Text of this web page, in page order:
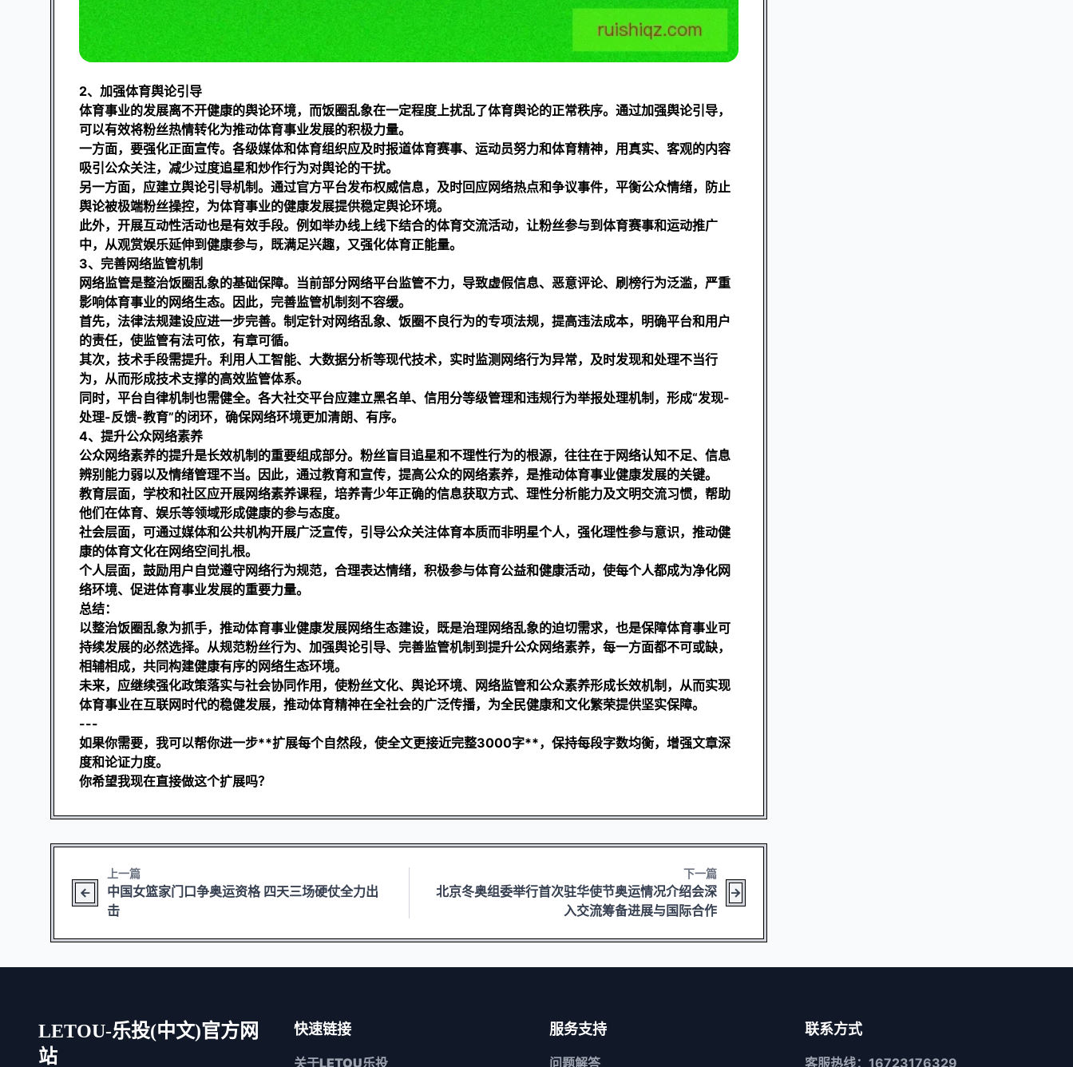
2、加强体育舆论引导
体育事业的发展离不开健康的舆论环境，而饭圈乱象在一定程度上扰乱了体育舆论的正常秩序。通过加强舆论引导，
可以有效将粉丝热情转化为推动体育事业发展的积极力量。
一方面，要强化正面宣传。各级媒体和体育组织应及时报道体育赛事、运动员努力和体育精神，用真实、客观的内容
吸引公众关注，减少过度追星和炒作行为对舆论的干扰。
另一方面，应建立舆论引导机制。通过官方平台发布权威信息，及时回应网络热点和争议事件，平衡公众情绪，防止
舆论被极端粉丝操控，为体育事业的健康发展提供稳定舆论环境。
此外，开展互动性活动也是有效手段。例如举办线上线下结合的体育交流活动，让粉丝参与到体育赛事和运动推广
中，从观赏娱乐延伸到健康参与，既满足兴趣，又强化体育正能量。
3、完善网络监管机制
网络监管是整治饭圈乱象的基础保障。当前部分网络平台监管不力，导致虚假信息、恶意评论、刷榜行为泛滥，严重
影响体育事业的网络生态。因此，完善监管机制刻不容缓。
首先，法律法规建设应进一步完善。制定针对网络乱象、饭圈不良行为的专项法规，提高违法成本，明确平台和用户
的责任，使监管有法可依，有章可循。
其次，技术手段需提升。利用人工智能、大数据分析等现代技术，实时监测网络行为异常，及时发现和处理不当行
为，从而形成技术支撑的高效监管体系。
同时，平台自律机制也需健全。各大社交平台应建立黑名单、信用分等级管理和违规行为举报处理机制，形成“发现-
处理-反馈-教育”的闭环，确保网络环境更加清朗、有序。
4、提升公众网络素养
公众网络素养的提升是长效机制的重要组成部分。粉丝盲目追星和不理性行为的根源，往往在于网络认知不足、信息
辨别能力弱以及情绪管理不当。因此，通过教育和宣传，提高公众的网络素养，是推动体育事业健康发展的关键。
教育层面，学校和社区应开展网络素养课程，培养青少年正确的信息获取方式、理性分析能力及文明交流习惯，帮助
他们在体育、娱乐等领域形成健康的参与态度。
社会层面，可通过媒体和公共机构开展广泛宣传，引导公众关注体育本质而非明星个人，强化理性参与意识，推动健
康的体育文化在网络空间扎根。
个人层面，鼓励用户自觉遵守网络行为规范，合理表达情绪，积极参与体育公益和健康活动，使每个人都成为净化网
络环境、促进体育事业发展的重要力量。
总结：
以整治饭圈乱象为抓手，推动体育事业健康发展网络生态建设，既是治理网络乱象的迫切需求，也是保障体育事业可
持续发展的必然选择。从规范粉丝行为、加强舆论引导、完善监管机制到提升公众网络素养，每一方面都不可或缺，
相辅相成，共同构建健康有序的网络生态环境。
未来，应继续强化政策落实与社会协同作用，使粉丝文化、舆论环境、网络监管和公众素养形成长效机制，从而实现
体育事业在互联网时代的稳健发展，推动体育精神在全社会的广泛传播，为全民健康和文化繁荣提供坚实保障。
---
如果你需要，我可以帮你进一步**扩展每个自然段，使全文更接近完整3000字**，保持每段字数均衡，增强文章深
度和论证力度。
你希望我现在直接做这个扩展吗？
上一篇
中国女篮家门口争奥运资格 四天三场硬仗全力出
击
下一篇
北京冬奥组委举行首次驻华使节奥运情况介绍会深
入交流筹备进展与国际合作
LETOU-乐投(中文)官方网
站
快速链接
关于LETOU乐投
服务支持
问题解答
联系方式
客服热线：16723176329